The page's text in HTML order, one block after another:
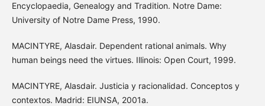
Encyclopaedia, Genealogy and Tradition. Notre Dame:
University of Notre Dame Press, 1990.
MACINTYRE, Alasdair. Dependent rational animals. Why
human beings need the virtues. Illinois: Open Court, 1999.
MACINTYRE, Alasdair. Justicia y racionalidad. Conceptos y
contextos. Madrid: EIUNSA, 2001a.